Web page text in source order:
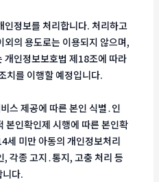
인정보를 처리합니다. 처리하고
의 용도로는 이용되지 않으며,
개인정보보호법 제18조에 따라
치를 이행할 예정입니다.
스 제공에 따른 본인 식별․인
본인확인제 시행에 따른 본인확
세 미만 아동의 개인정보처리
각종 고지․통지, 고충 처리 등
니다.